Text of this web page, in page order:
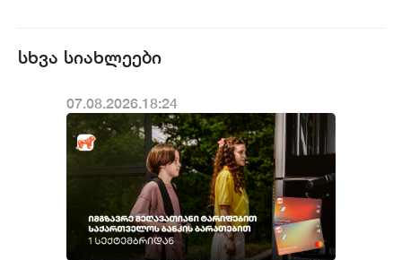
სხვა სიახლეები
07.08.2026.18:24